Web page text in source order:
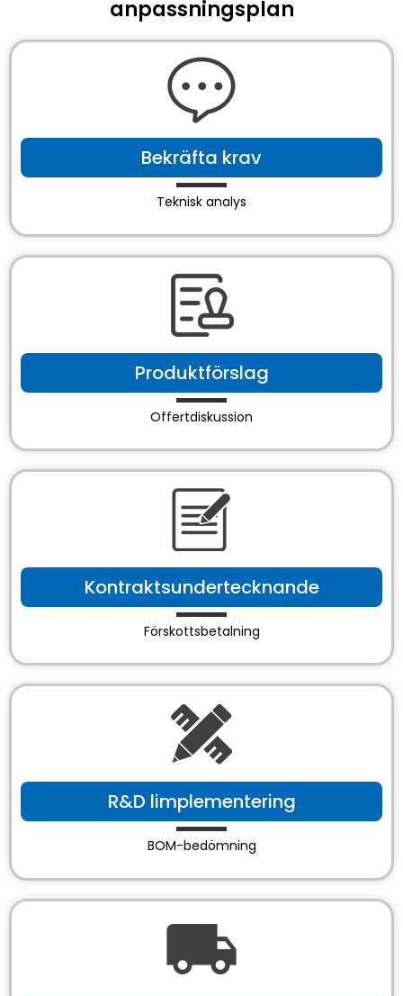
anpassningsplan
Bekräfta krav
Teknisk analys
Produktförslag
Offertdiskussion
Kontraktsundertecknande
Förskottsbetalning
R&D limplementering
BOM-bedömning